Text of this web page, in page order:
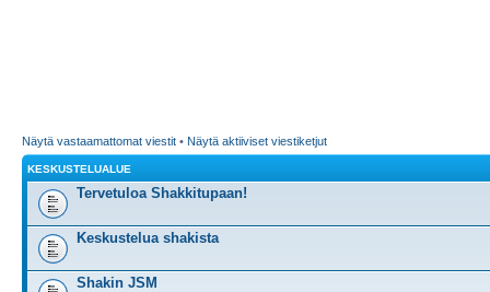
Näytä vastaamattomat viestit • Näytä aktiiviset viestiketjut
KESKUSTELUALUE
Tervetuloa Shakkitupaan!
Keskustelua shakista
Shakin JSM